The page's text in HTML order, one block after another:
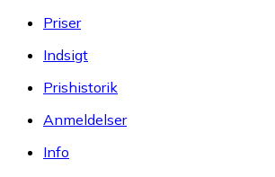
Priser
Indsigt
Prishistorik
Anmeldelser
Info